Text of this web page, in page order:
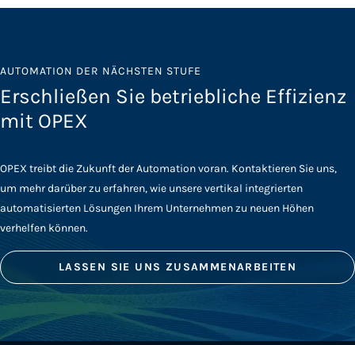
AUTOMATION DER NÄCHSTEN STUFE
Erschließen Sie betriebliche Effizienz
mit OPEX
OPEX treibt die Zukunft der Automation voran. Kontaktieren Sie uns,
um mehr darüber zu erfahren, wie unsere vertikal integrierten
automatisierten Lösungen Ihrem Unternehmen zu neuen Höhen
verhelfen können.
LASSEN SIE UNS ZUSAMMENARBEITEN